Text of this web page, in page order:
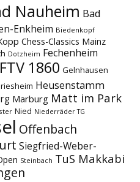
Nauheim Bad
Enkheim Biedenkopf
Chess-Classics Mainz
Dotzheim Fechenheim
FTV 1860 Gelnhausen
Heusenstamm
Marburg Matt im Park
Nied Niederräder TG
Offenbach
Siegfried-Weber-
Steinbach TuS Makkabi